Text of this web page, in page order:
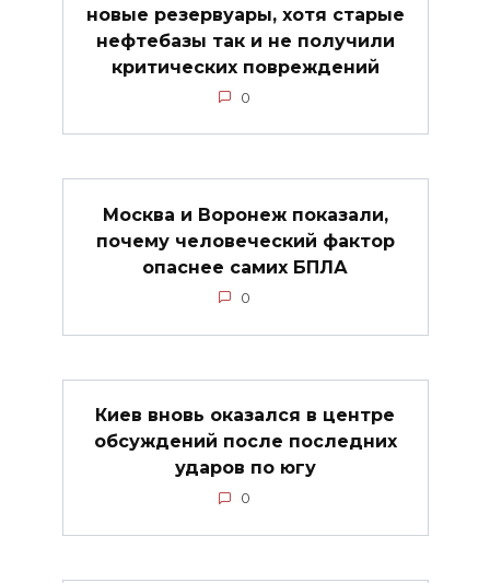
новые резервуары, хотя старые
нефтебазы так и не получили
критических повреждений
0
Москва и Воронеж показали,
почему человеческий фактор
опаснее самих БПЛА
0
Киев вновь оказался в центре
обсуждений после последних
ударов по югу
0